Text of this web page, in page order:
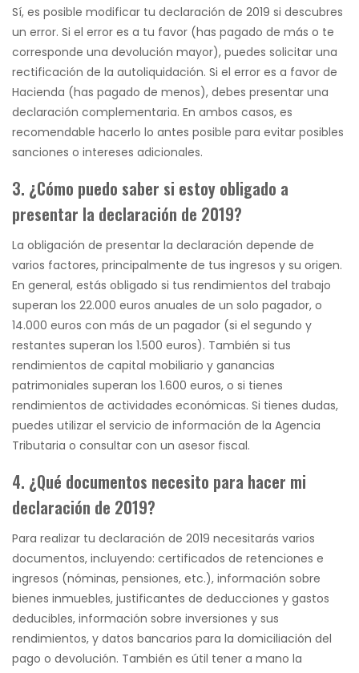
Sí, es posible modificar tu declaración de 2019 si descubres
un error. Si el error es a tu favor (has pagado de más o te
corresponde una devolución mayor), puedes solicitar una
rectificación de la autoliquidación. Si el error es a favor de
Hacienda (has pagado de menos), debes presentar una
declaración complementaria. En ambos casos, es
recomendable hacerlo lo antes posible para evitar posibles
sanciones o intereses adicionales.
3. ¿Cómo puedo saber si estoy obligado a
presentar la declaración de 2019?
La obligación de presentar la declaración depende de
varios factores, principalmente de tus ingresos y su origen.
En general, estás obligado si tus rendimientos del trabajo
superan los 22.000 euros anuales de un solo pagador, o
14.000 euros con más de un pagador (si el segundo y
restantes superan los 1.500 euros). También si tus
rendimientos de capital mobiliario y ganancias
patrimoniales superan los 1.600 euros, o si tienes
rendimientos de actividades económicas. Si tienes dudas,
puedes utilizar el servicio de información de la Agencia
Tributaria o consultar con un asesor fiscal.
4. ¿Qué documentos necesito para hacer mi
declaración de 2019?
Para realizar tu declaración de 2019 necesitarás varios
documentos, incluyendo: certificados de retenciones e
ingresos (nóminas, pensiones, etc.), información sobre
bienes inmuebles, justificantes de deducciones y gastos
deducibles, información sobre inversiones y sus
rendimientos, y datos bancarios para la domiciliación del
pago o devolución. También es útil tener a mano la